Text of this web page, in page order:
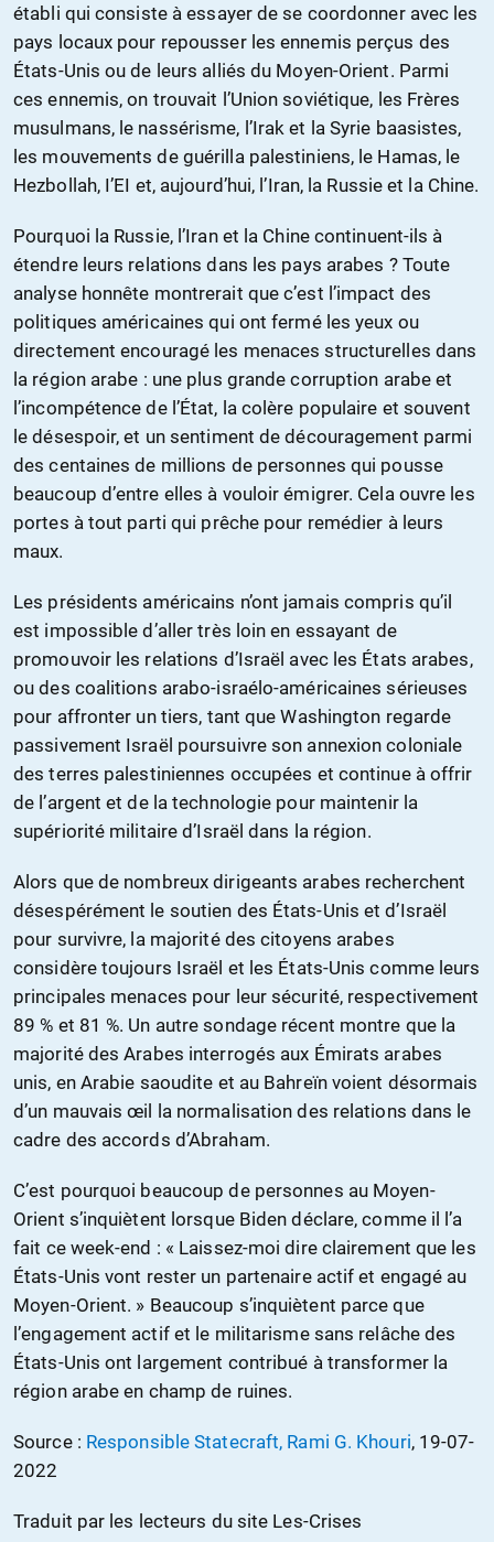
établi qui consiste à essayer de se coordonner avec les
pays locaux pour repousser les ennemis perçus des
États-Unis ou de leurs alliés du Moyen-Orient. Parmi
ces ennemis, on trouvait l’Union soviétique, les Frères
musulmans, le nassérisme, l’Irak et la Syrie baasistes,
les mouvements de guérilla palestiniens, le Hamas, le
Hezbollah, I’EI et, aujourd’hui, l’Iran, la Russie et la Chine.
Pourquoi la Russie, l’Iran et la Chine continuent-ils à
étendre leurs relations dans les pays arabes ? Toute
analyse honnête montrerait que c’est l’impact des
politiques américaines qui ont fermé les yeux ou
directement encouragé les menaces structurelles dans
la région arabe : une plus grande corruption arabe et
l’incompétence de l’État, la colère populaire et souvent
le désespoir, et un sentiment de découragement parmi
des centaines de millions de personnes qui pousse
beaucoup d’entre elles à vouloir émigrer. Cela ouvre les
portes à tout parti qui prêche pour remédier à leurs
maux.
Les présidents américains n’ont jamais compris qu’il
est impossible d’aller très loin en essayant de
promouvoir les relations d’Israël avec les États arabes,
ou des coalitions arabo-israélo-américaines sérieuses
pour affronter un tiers, tant que Washington regarde
passivement Israël poursuivre son annexion coloniale
des terres palestiniennes occupées et continue à offrir
de l’argent et de la technologie pour maintenir la
supériorité militaire d’Israël dans la région.
Alors que de nombreux dirigeants arabes recherchent
désespérément le soutien des États-Unis et d’Israël
pour survivre, la majorité des citoyens arabes
considère toujours Israël et les États-Unis comme leurs
principales menaces pour leur sécurité, respectivement
89 % et 81 %. Un autre sondage récent montre que la
majorité des Arabes interrogés aux Émirats arabes
unis, en Arabie saoudite et au Bahreïn voient désormais
d’un mauvais œil la normalisation des relations dans le
cadre des accords d’Abraham.
C’est pourquoi beaucoup de personnes au Moyen-
Orient s’inquiètent lorsque Biden déclare, comme il l’a
fait ce week-end : « Laissez-moi dire clairement que les
États-Unis vont rester un partenaire actif et engagé au
Moyen-Orient. » Beaucoup s’inquiètent parce que
l’engagement actif et le militarisme sans relâche des
États-Unis ont largement contribué à transformer la
région arabe en champ de ruines.
Source : Responsible Statecraft, Rami G. Khouri, 19-07-
2022
Traduit par les lecteurs du site Les-Crises